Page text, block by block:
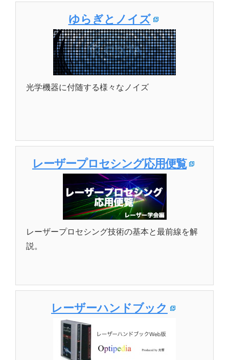
ゆらぎとノイズ
光学機器に付随する様々なノイズ
レーザープロセシング応用便覧
レーザープロセシング技術の基本と最前線を解
説。
レーザーハンドブック